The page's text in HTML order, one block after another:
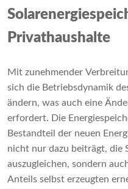
Privathaushalte
Mit zunehmender
sich die Betriebsdynamik
ändern, was auch eine
erfordert. Die
Bestandteil der neuen
nicht nur dazu beiträgt, die
auszugleichen, sondern
Anteils selbst erzeugten